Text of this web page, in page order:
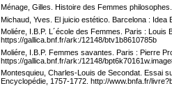
Ménage, Gilles. Histoire des Femmes
Michaud, Yves. El juicio estético. Barcelona : Idea
Moliére, I.B.P. L´école des Femmes. Paris : Louis
https://gallica.bnf.fr/ark:/12148/btv1b8610785b
Moliére, I.B.P. Femmes savantes. Paris : Pierre
https://gallica.bnf.fr/ark:/12148/
Montesquieu, Charles-Louis de Secondat. Essai
Encyclopédie, 1757-1772. http://www.bnfa.fr/